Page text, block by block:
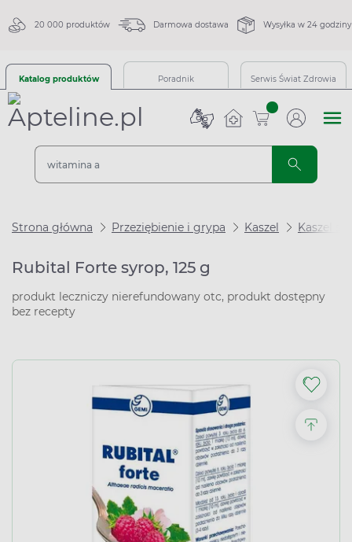
20 000 produktów Darmowa dostawa Wysyłka w 24 godziny
Katalog produktów Poradnik Serwis Świat Zdrowia
sztuk
Strona główna Przeziębienie i grypa Kaszel Kaszel
Rubital Forte syrop, 125 g
produkt leczniczy nierefundowany otc, produkt dostępny
bez recepty